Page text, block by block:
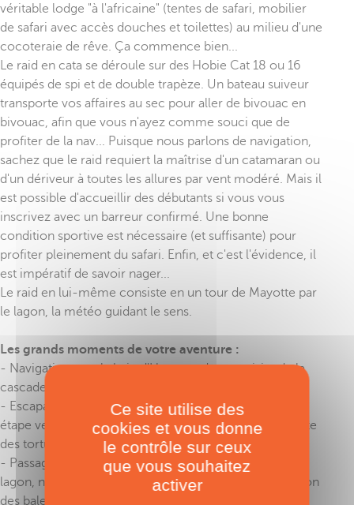
véritable lodge "à l'africaine" (tentes de safari, mobilier
de safari avec accès douches et toilettes) au milieu d'une
cocoteraie de rêve. Ça commence bien...
Le raid en cata se déroule sur des Hobie Cat 18 ou 16
équipés de spi et de double trapèze. Un bateau suiveur
transporte vos affaires au sec pour aller de bivouac en
bivouac, afin que vous n'ayez comme souci que de
profiter de la nav... Puisque nous parlons de navigation,
sachez que le raid requiert la maîtrise d'un catamaran ou
d'un dériveur à toutes les allures par vent modéré. Mais il
est possible d'accueillir des débutants si vous vous
inscrivez avec un barreur confirmé. Une bonne
condition sportive est nécessaire (et suffisante) pour
profiter pleinement du safari. Enfin, et c'est l'évidence, il
est impératif de savoir nager...
Le raid en lui-même consiste en un tour de Mayotte par
le lagon, la météo guidant le sens.
Les grands moments de votre aventure :
- Navigation vers la baie d'Hagnoundrou et visite de la
cascade de Soulou (12 milles).
- Escapade au Mont Choungi qui domine l'île-Grande,
étape vers la réserve de Saziley, observation de la ponte
des tortues (12 milles).
- Passage par l'îlot Bambo situé au milieu du grand
lagon, navigation autour de l'îlot Brandelé et observation
des baleines et des dauphins (15 milles).
Ce site utilise des
cookies et vous donne
le contrôle sur ceux
que vous souhaitez
activer